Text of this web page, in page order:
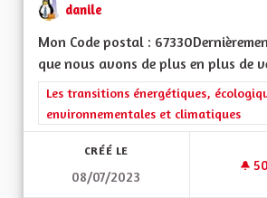
danile
Mon Code postal :
que nous avons de plus en plus de
Filtrer les résultats de la catégorie :
Les transitions énergétiques,
environnementales et climatiques
CRÉÉ LE
08/07/2023
50